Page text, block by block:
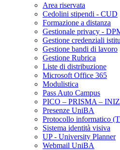
Area riservata
Cedolini stipendi - CUD
Formazione a distanza
Gestionale privacy -
Gestione credenziali
Gestione bandi di lavoro
Gestione Rubrica
Liste di distribuzione
Microsoft Office 365
Modulistica
Pass Auto Campus
PICO – PRISMA –
Presenze UniBA
Protocollo informatico
Sistema identità visiva
UP - University Planner
Webmail UniBA